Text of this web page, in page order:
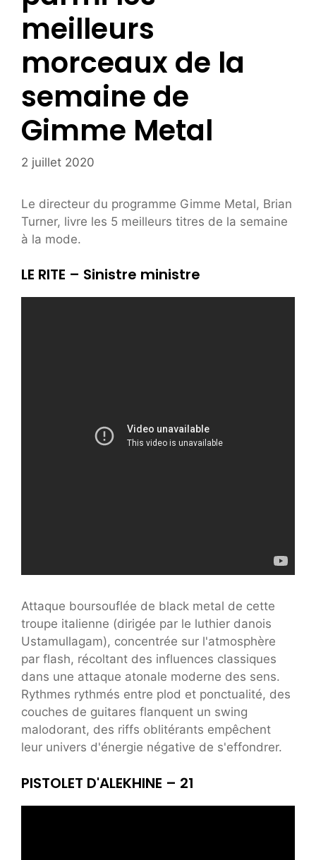
meilleurs
morceaux de la
semaine de
Gimme Metal
2 juillet 2020
Le directeur du programme Gimme Metal, Brian
Turner, livre les 5 meilleurs titres de la semaine
à la mode.
LE RITE – Sinistre ministre
Attaque boursouflée de black metal de cette
troupe italienne (dirigée par le luthier danois
Ustamullagam), concentrée sur l'atmosphère
par flash, récoltant des influences classiques
dans une attaque atonale moderne des sens.
Rythmes rythmés entre plod et ponctualité, des
couches de guitares flanquent un swing
malodorant, des riffs oblitérants empêchent
leur univers d'énergie négative de s'effondrer.
PISTOLET D'ALEKHINE – 21